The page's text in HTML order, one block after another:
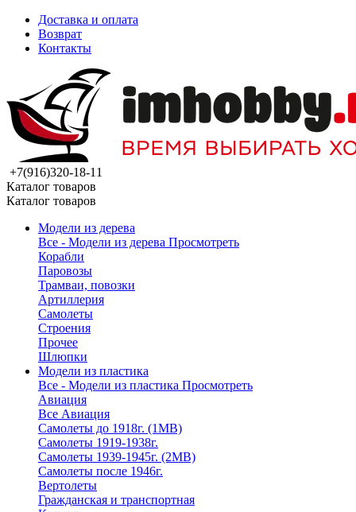
Доставка и оплата
Возврат
Контакты
+7(916)320-18-11
Каталог товаров
Каталог товаров
Модели из дерева
Все - Модели из дерева Просмотреть
Корабли
Паровозы
Трамваи, повозки
Артиллерия
Самолеты
Строения
Прочее
Шлюпки
Модели из пластика
Все - Модели из пластика Просмотреть
Авиация
Все Авиация
Самолеты до 1918г. (1МВ)
Самолеты 1919-1938г.
Самолеты 1939-1945г. (2МВ)
Самолеты после 1946г.
Вертолеты
Гражданская и транспортная